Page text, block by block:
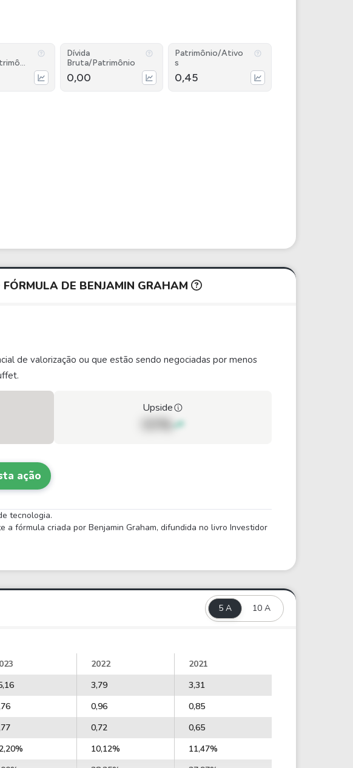
Dívida
Bruta/Patrimônio
0,00
Patrimônio/Ativo
s
0,45
DE BENJAMIN GRAHAM
de valorização ou que estão sendo negociadas por menos
Upside
00%
ação
tecnologia.
fórmula criada por Benjamin Graham, difundida no livro Investidor
5 A 10 A
2022
2021
3,79
3,31
0,96
0,85
0,72
0,65
10,12%
11,47%